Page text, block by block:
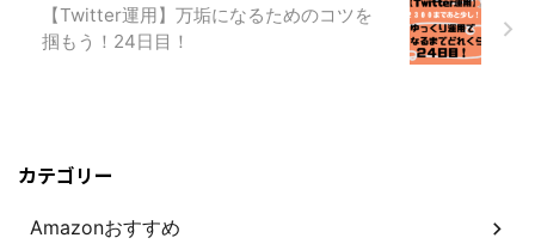
【Twitter運用】万垢になるためのコツを
掴もう！24日目！
カテゴリー
Amazonおすすめ